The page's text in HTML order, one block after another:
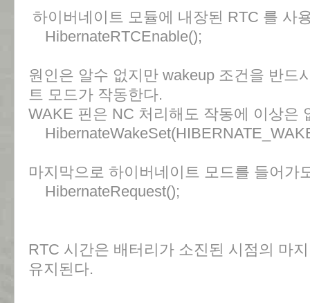
하이버네이트 모듈에 내장된 RTC 를 사
HibernateRTCEnable();
원인은 알수 없지만 wakeup 조건을 반드
트 모드가 작동한다.
WAKE 핀은 NC 처리해도 작동에 이상은
마지막으로 하이버네이트 모드를 들어가
HibernateRequest();
RTC 시간은 배터리가 소진된 시점의 마
유지된다.